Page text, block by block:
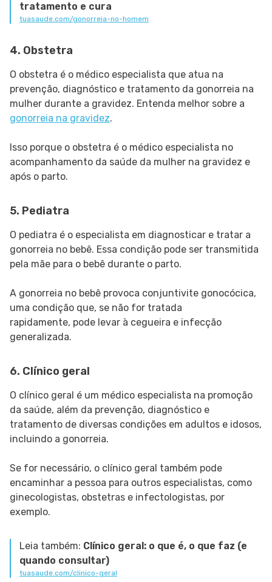
tratamento e cura
tuasaude.com/gonorreia-no-homem
4. Obstetra
O obstetra é o médico especialista que atua na
prevenção, diagnóstico e tratamento da gonorreia na
mulher durante a gravidez. Entenda melhor sobre a
gonorreia na gravidez.
Isso porque o obstetra é o médico especialista no
acompanhamento da saúde da mulher na gravidez e
após o parto.
5. Pediatra
O pediatra é o especialista em diagnosticar e tratar a
gonorreia no bebê. Essa condição pode ser transmitida
pela mãe para o bebê durante o parto.
A gonorreia no bebê provoca conjuntivite gonocócica,
uma condição que, se não for tratada
rapidamente, pode levar à cegueira e infecção
generalizada.
6. Clínico geral
O clínico geral é um médico especialista na promoção
da saúde, além da prevenção, diagnóstico e
tratamento de diversas condições em adultos e idosos,
incluindo a gonorreia.
Se for necessário, o clínico geral também pode
encaminhar a pessoa para outros especialistas, como
ginecologistas, obstetras e infectologistas, por
exemplo.
Leia também: Clínico geral: o que é, o que faz (e
quando consultar)
tuasaude.com/clinico-geral